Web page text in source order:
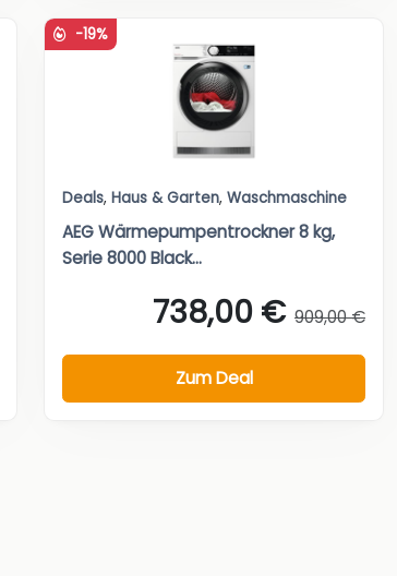
-19%
Deals, Haus & Garten, Waschmaschine
AEG Wärmepumpentrockner 8 kg,
Serie 8000 Black...
738,00 € 909,00 €
Zum Deal